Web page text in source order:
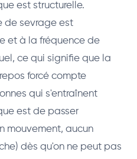
est structurelle.
de sevrage est
et à la fréquence de
ce qui signifie que la
forcé compte
qui s'entraînent
est de passer
mouvement, aucun
dès qu'on ne peut pas